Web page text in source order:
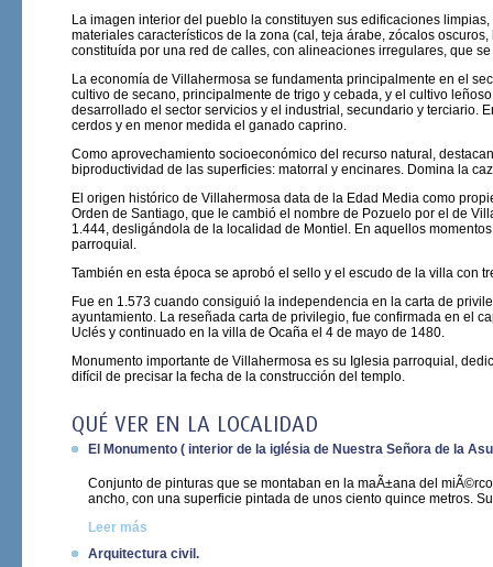
La imagen interior del pueblo la constituyen sus edificaciones
materiales característicos de la zona (cal, teja árabe, zócalos
constituída por una red de calles, con alineaciones irregulares, que
La economía de Villahermosa se fundamenta principalmente en el
cultivo de secano, principalmente de trigo y cebada, y el cultivo
desarrollado el sector servicios y el industrial, secundario y terciario.
cerdos y en menor medida el ganado caprino.
Como aprovechamiento socioeconómico del recurso natural,
biproductividad de las superficies: matorral y encinares. Domina la
El origen histórico de Villahermosa data de la Edad Media como
Orden de Santiago, que le cambió el nombre de Pozuelo por el de
1.444, desligándola de la localidad de Montiel. En aquellos
parroquial.
También en esta época se aprobó el sello y el escudo de la villa con
Fue en 1.573 cuando consiguió la independencia en la carta de
ayuntamiento. La reseñada carta de privilegio, fue confirmada en el
Uclés y continuado en la villa de Ocaña el 4 de mayo de 1480.
Monumento importante de Villahermosa es su Iglesia parroquial,
difícil de precisar la fecha de la construcción del templo.
QUÉ VER EN LA LOCALIDAD
El Monumento ( interior de la iglésia de Nuestra Señora de la
Conjunto de pinturas que se montaban en la maÃ±ana del
ancho, con una superficie pintada de unos ciento quince metros.
Leer más
Arquitectura civil.